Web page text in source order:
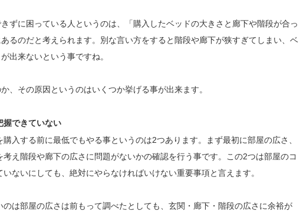
ずに困っている人というのは、「購入したベッドの大きさと廊下や階段が合っ
るのだと考えられます。別な言い方をすると階段や廊下が狭すぎてしまい、ベ
出来ないという事ですね。
、その原因というのはいくつか挙げる事が出来ます。
握できていない
購入する前に最低でもやる事というのは2つあります。まず最初に部屋の広さ、
考え階段や廊下の広さに問題がないかの確認を行う事です。この2つは部屋のコ
ないにしても、絶対にやらなければいけない重要事項と言えます。
のは部屋の広さは前もって調べたとしても、玄関・廊下・階段の広さに余裕が